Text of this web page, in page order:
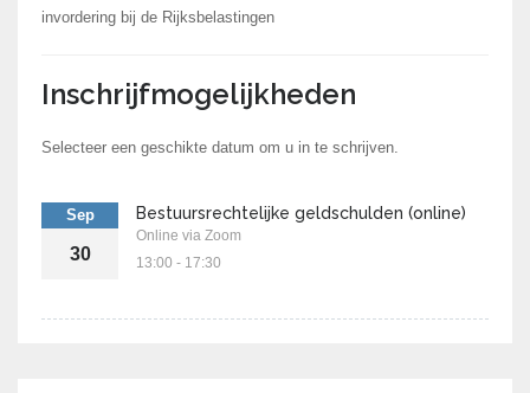
invordering bij de Rijksbelastingen
Inschrijfmogelijkheden
Selecteer een geschikte datum om u in te schrijven.
Sep
30
Bestuursrechtelijke geldschulden (online)
Online via Zoom
13:00 - 17:30